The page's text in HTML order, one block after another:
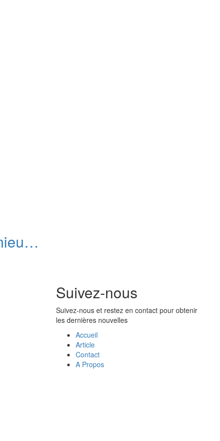
Suivez-nous
Suivez-nous et restez en contact pour obtenir
les dernières nouvelles
Accueil
Article
Contact
A Propos